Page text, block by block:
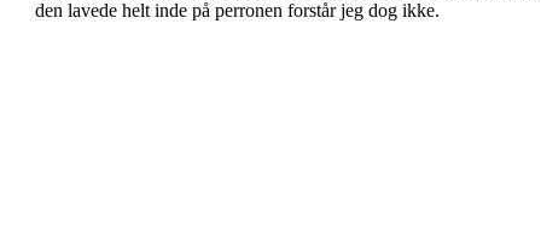
den lavede helt inde på perronen forstår jeg dog ikke.